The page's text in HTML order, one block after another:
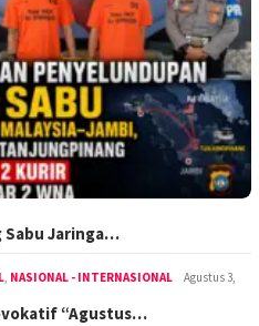
Sabu Jaringa…
, NASIONAL - INTERNASIONAL
Agustus 3,
“Agustus…